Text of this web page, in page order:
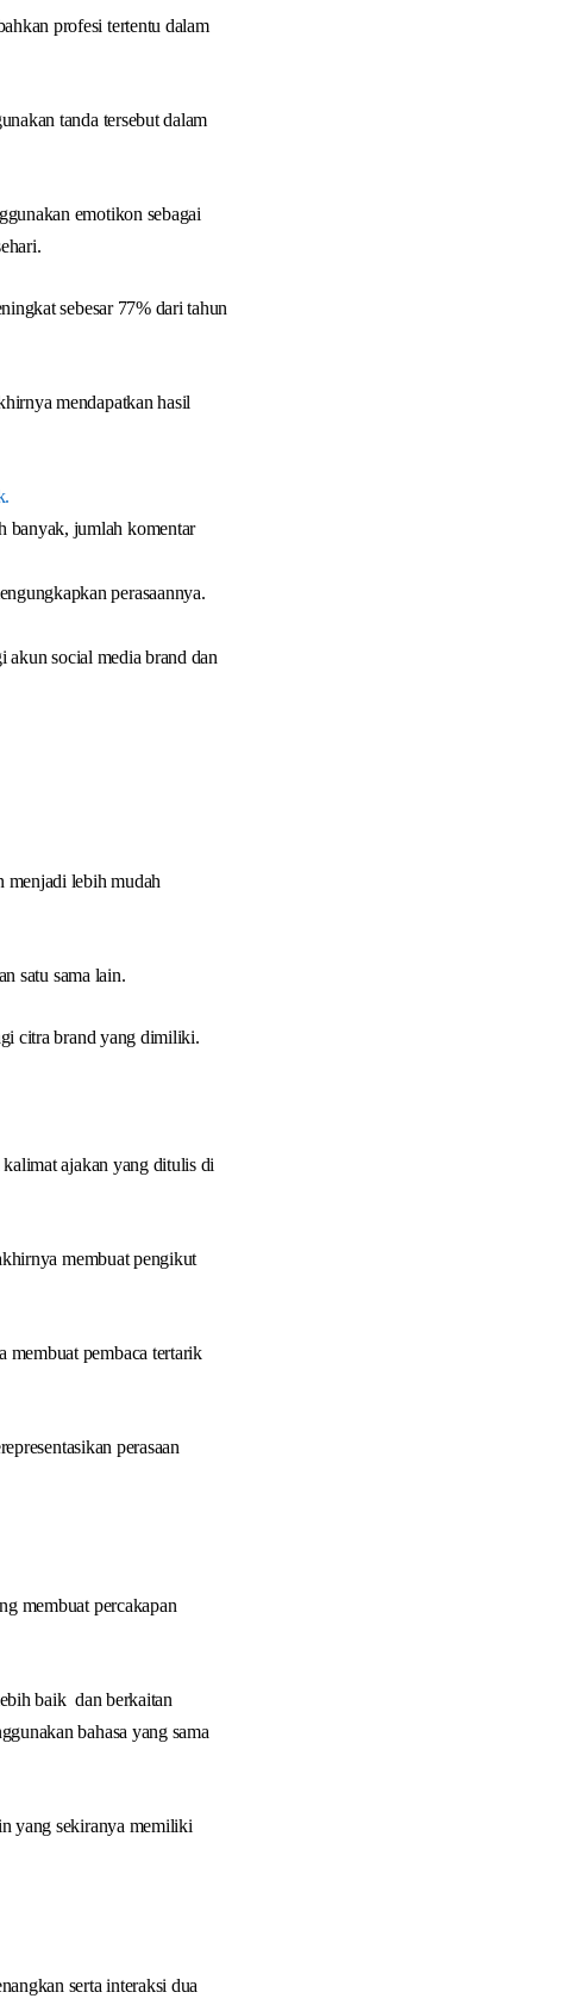
profesi tertentu dalam
tanda tersebut dalam
emotikon sebagai
sebesar 77% dari tahun
mendapatkan hasil
banyak, jumlah komentar
perasaannya.
akun social media brand dan
menjadi lebih mudah
satu sama lain.
citra brand yang dimiliki.
kalimat ajakan yang ditulis di
membuat pengikut
membuat pembaca tertarik
perasaan
membuat percakapan
baik dan berkaitan
bahasa yang sama
yang sekiranya memiliki
serta interaksi dua